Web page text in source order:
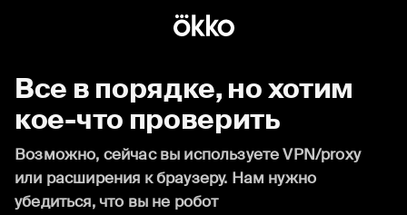
Все в порядке, но хотим
кое-что проверить
Возможно, сейчас вы используете VPN/proxy
или расширения к браузеру. Нам нужно
убедиться, что вы не робот